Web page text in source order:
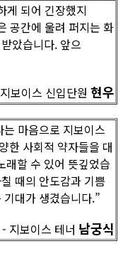
게 되어 긴장했지
공간에 울려 퍼지는 화
았습니다. 앞으
보이스 신입단원 현우
마음으로 지보이스
한 사회적 약자들을 대
래할 수 있어 뜻깊었습
때의 안도감과 기쁨
대가 생겼습니다.”
- 지보이스 테너 남궁식